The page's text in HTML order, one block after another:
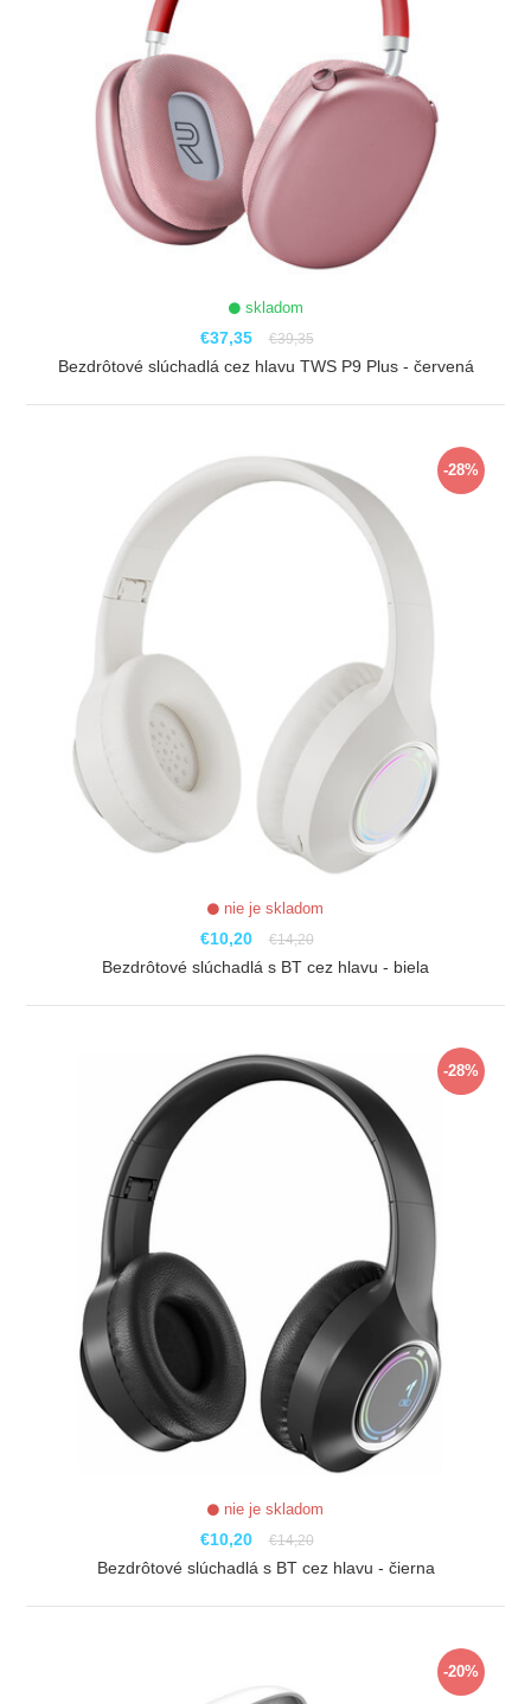
skladom
€37,35 €39,35
Bezdrôtové slúchadlá cez hlavu TWS P9 Plus - červená
-28%
nie je skladom
€10,20 €14,20
Bezdrôtové slúchadlá s BT cez hlavu - biela
-28%
nie je skladom
€10,20 €14,20
Bezdrôtové slúchadlá s BT cez hlavu - čierna
-20%